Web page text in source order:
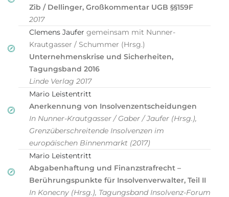
Zib / Dellinger, Großkommentar UGB §§159F
2017
Clemens Jaufer gemeinsam mit Nunner-
Krautgasser / Schummer (Hrsg.)
Unternehmenskrise und Sicherheiten,
Tagungsband 2016
Linde Verlag 2017
Mario Leistentritt
Anerkennung von Insolvenzentscheidungen
In Nunner-Krautgasser / Gaber / Jaufer (Hrsg.),
Grenzüberschreitende Insolvenzen im
europäischen Binnenmarkt (2017)
Mario Leistentritt
Abgabenhaftung und Finanzstrafrecht –
Berührungspunkte für Insolvenverwalter, Teil II
In Konecny (Hrsg.), Tagungsband Insolvenz-Forum